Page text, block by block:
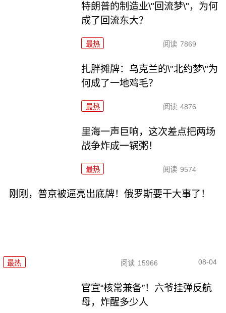
特朗普的制造业\"回流梦\"，为何
成了回流东大？
最热 阅读 7869
扎胖摊牌：乌克兰的\"北约梦\"为
何成了一地鸡毛？
最热 阅读 4876
里海一声巨响，这次差点把两场
战争炸成一锅粥！
最热 阅读 9574
刚刚，普京被逼亮出底牌！俄罗斯要干大事了！
最热 阅读 15966 08-04
官宣“核常兼备”！六爷挂弹反航
母，炸醒多少人